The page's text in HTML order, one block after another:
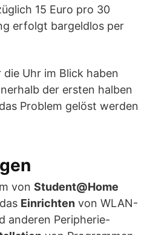
15 Euro pro 30
erfolgt bargeldlos per
Uhr im Blick haben
der ersten halben
Problem gelöst werden
von Student@Home
Einrichten von WLAN-
anderen Peripherie-